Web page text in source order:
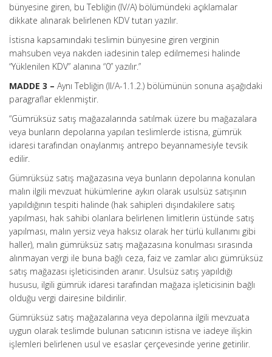
bünyesine giren, bu Tebliğin (IV/A) bölümündeki açıklamalar
dikkate alınarak belirlenen KDV tutarı yazılır.
İstisna kapsamındaki teslimin bünyesine giren verginin
mahsuben veya nakden iadesinin talep edilmemesi halinde
“Yüklenilen KDV” alanına “0” yazılır.”
MADDE 3 – Aynı Tebliğin (II/A-1.1.2.) bölümünün sonuna aşağıdaki
paragraflar eklenmiştir.
“Gümrüksüz satış mağazalarında satılmak üzere bu mağazalara
veya bunların depolarına yapılan teslimlerde istisna, gümrük
idaresi tarafından onaylanmış antrepo beyannamesiyle tevsik
edilir.
Gümrüksüz satış mağazasına veya bunların depolarına konulan
malın ilgili mevzuat hükümlerine aykırı olarak usulsüz satışının
yapıldığının tespiti halinde (hak sahipleri dışındakilere satış
yapılması, hak sahibi olanlara belirlenen limitlerin üstünde satış
yapılması, malın yersiz veya haksız olarak her türlü kullanımı gibi
haller), malın gümrüksüz satış mağazasına konulması sırasında
alınmayan vergi ile buna bağlı ceza, faiz ve zamlar alıcı gümrüksüz
satış mağazası işleticisinden aranır. Usulsüz satış yapıldığı
hususu, ilgili gümrük idaresi tarafından mağaza işleticisinin bağlı
olduğu vergi dairesine bildirilir.
Gümrüksüz satış mağazalarına veya depolarına ilgili mevzuata
uygun olarak teslimde bulunan satıcının istisna ve iadeye ilişkin
işlemleri belirlenen usul ve esaslar çerçevesinde yerine getirilir.